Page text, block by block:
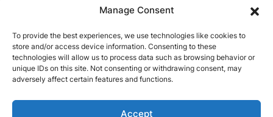
Manage Consent
To provide the best experiences, we use technologies like cookies to
store and/or access device information. Consenting to these
technologies will allow us to process data such as browsing behavior or
unique IDs on this site. Not consenting or withdrawing consent, may
adversely affect certain features and functions.
Accept
भविष्यवाणियाँ
आईपीएल भविष्यवाणियाँ
टी20 लीग भविष्यवाणियाँ
महिला क्रिकेट
नवीनतम क्रिकेट भविष्यवाणियाँ
भविष्यवाणी विश्लेषण
समाचार